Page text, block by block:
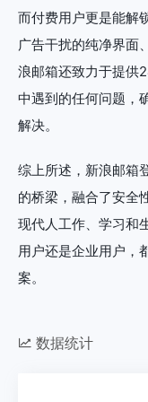
而付费用户更是能解
广告干扰的纯净界面
浪邮箱还致力于提供
中遇到的任何问题，
解决。
综上所述，新浪邮箱
的桥梁，融合了安全
现代人工作、学习和
用户还是企业用户，
案。
数据统计